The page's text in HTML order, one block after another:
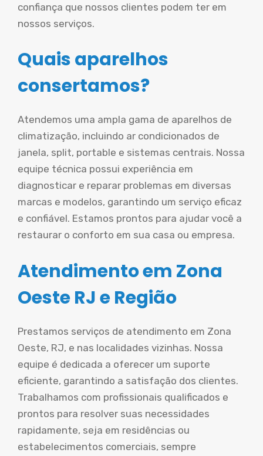
confiança que nossos clientes podem ter em
nossos serviços.
Quais aparelhos
consertamos?
Atendemos uma ampla gama de aparelhos de
climatização, incluindo ar condicionados de
janela, split, portable e sistemas centrais. Nossa
equipe técnica possui experiência em
diagnosticar e reparar problemas em diversas
marcas e modelos, garantindo um serviço eficaz
e confiável. Estamos prontos para ajudar você a
restaurar o conforto em sua casa ou empresa.
Atendimento em Zona
Oeste RJ e Região
Prestamos serviços de atendimento em Zona
Oeste, RJ, e nas localidades vizinhas. Nossa
equipe é dedicada a oferecer um suporte
eficiente, garantindo a satisfação dos clientes.
Trabalhamos com profissionais qualificados e
prontos para resolver suas necessidades
rapidamente, seja em residências ou
estabelecimentos comerciais, sempre